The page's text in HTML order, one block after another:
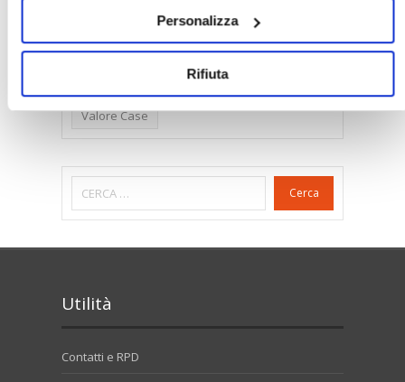
Personalizza
Rifiuta
Rendite Catastali
Rivoluzioneliberale
Ruderi
Sicurezza
Sommerso
Valore Case
Cerca
Utilità
Contatti e RPD